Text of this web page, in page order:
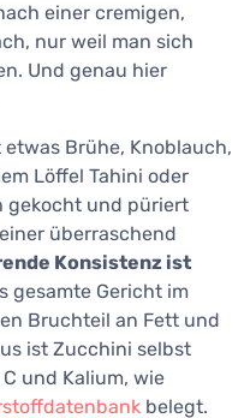
einer cremigen,
nur weil man sich
Und genau hier
Brühe, Knoblauch,
Löffel Tahini oder
gekocht und püriert
überraschend
Konsistenz ist
gesamte Gericht im
Bruchteil an Fett und
ist Zucchini selbst
und Kalium, wie
belegt.